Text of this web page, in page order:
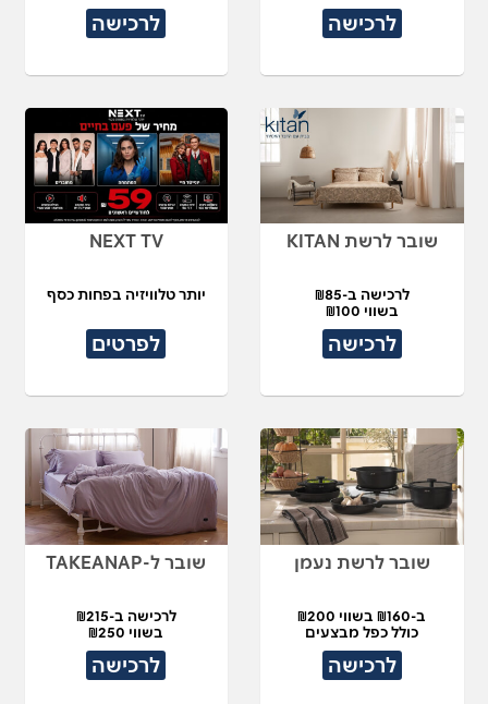
לרכישה לרכישה
שובר לרשת KITAN
לרכישה ב-₪85
בשווי ₪100
לרכישה
NEXT TV
יותר טלוויזיה בפחות כסף
לפרטים
שובר לרשת נעמן
ב-₪160 בשווי ₪200
כולל כפל מבצעים
לרכישה
שובר ל-TAKEANAP
לרכישה ב-₪215
בשווי ₪250
לרכישה